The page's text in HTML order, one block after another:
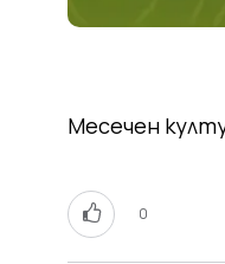
Месечен
0